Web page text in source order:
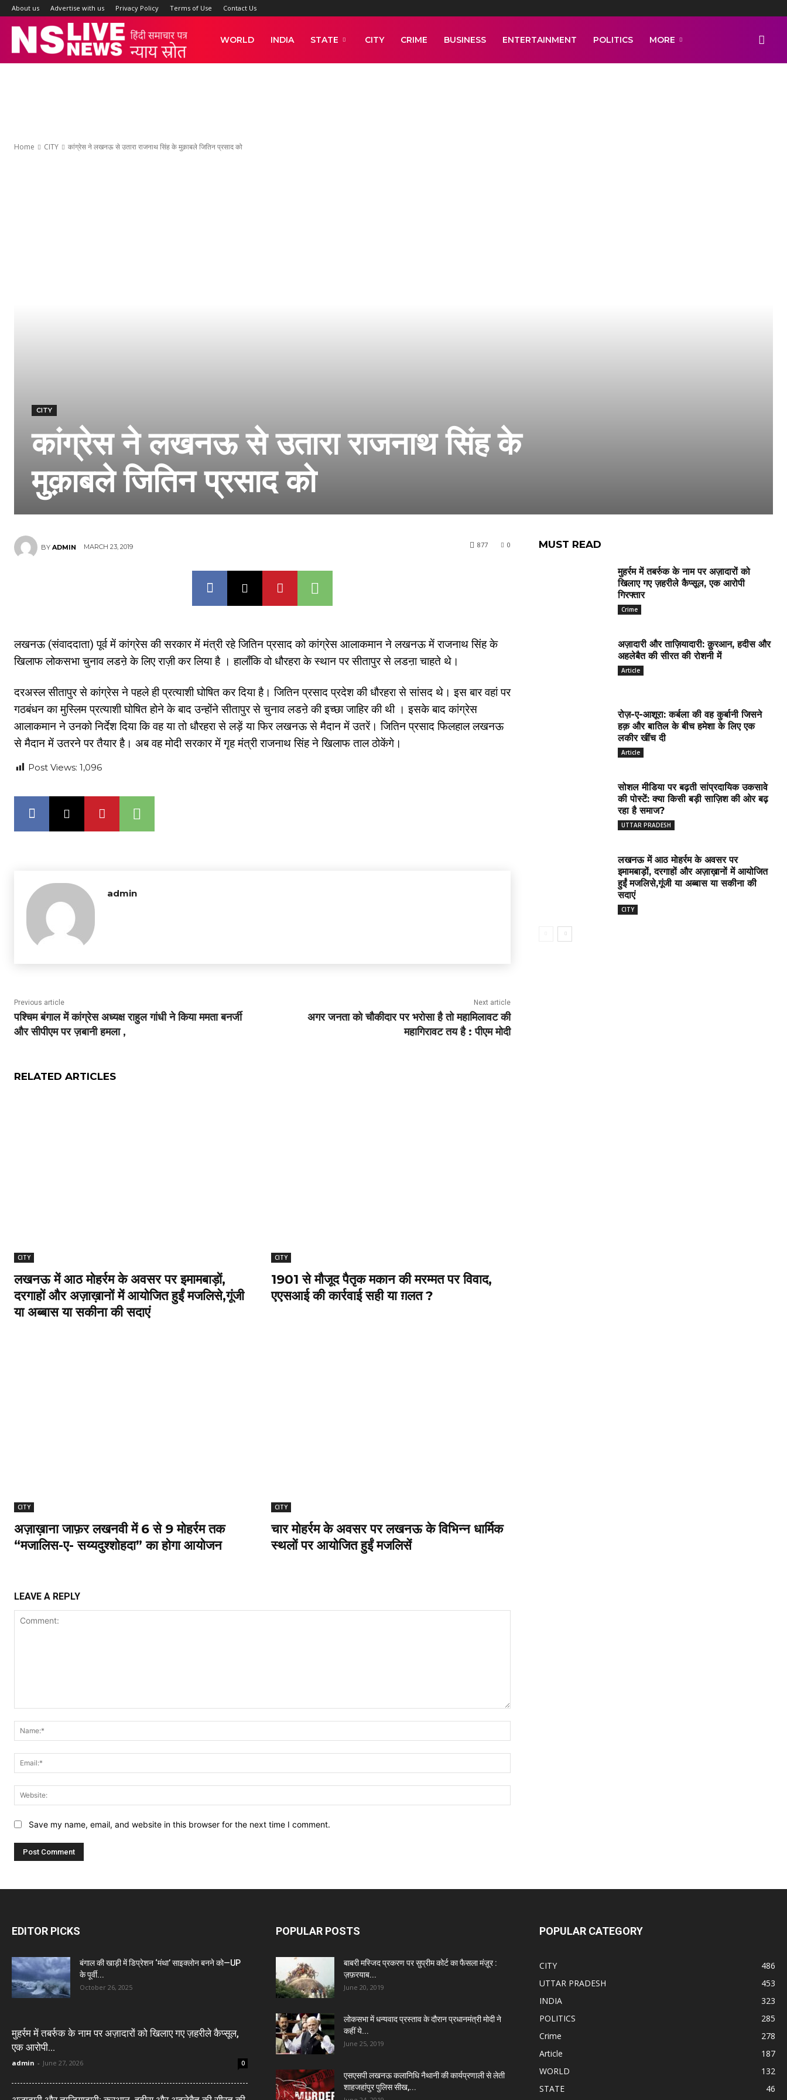
About us Advertise with us Privacy Policy Terms of Use Contact Us
WORLD INDIA STATE CITY CRIME BUSINESS ENTERTAINMENT POLITICS MORE
Home CITY कांग्रेस ने लखनऊ से उतारा राजनाथ सिंह के मुक़ाबले जितिन प्रसाद को
CITY
कांग्रेस ने लखनऊ से उतारा राजनाथ सिंह के
मुक़ाबले जितिन प्रसाद को
BY ADMIN MARCH 23, 2019 0
877
लखनऊ (संवाददाता) पूर्व में कांग्रेस की सरकार में मंत्री रहे जितिन प्रसाद को कांग्रेस आलाकमान ने लखनऊ में राजनाथ सिंह के
खिलाफ लोकसभा चुनाव लडऩे के लिए राज़ी कर लिया है । हालाँकि वो धौरहरा के स्थान पर सीतापुर से लडऩा चाहते थे।
दरअस्ल सीतापुर से कांग्रेस ने पहले ही प्रत्याशी घोषित कर दिया है। जितिन प्रसाद प्रदेश की धौरहरा से सांसद थे। इस बार वहां पर
गठबंधन का मुस्लिम प्रत्याशी घोषित होने के बाद उन्होंने सीतापुर से चुनाव लडऩे की इच्छा जाहिर की थी । इसके बाद कांग्रेस
आलाकमान ने उनको निर्देश दिया कि वह या तो धौरहरा से लड़ें या फिर लखनऊ से मैदान में उतरें। जितिन प्रसाद फिलहाल लखनऊ
से मैदान में उतरने पर तैयार है। अब वह मोदी सरकार में गृह मंत्री राजनाथ सिंह ने खिलाफ ताल ठोकेंगे।
Post Views: 1,096
admin
Previous article
पश्चिम बंगाल में कांग्रेस अध्यक्ष राहुल गांधी ने किया ममता बनर्जी
और सीपीएम पर ज़बानी हमला ,
Next article
अगर जनता को चौकीदार पर भरोसा है तो महामिलावट की
महागिरावट तय है : पीएम मोदी
RELATED ARTICLES
CITY
लखनऊ में आठ मोहर्रम के अवसर पर इमामबाड़ों,
दरगाहों और अज़ाख़ानों में आयोजित हुईं मजलिसे,गूंजी
या अब्बास या सकीना की सदाएं
CITY
1901 से मौजूद पैतृक मकान की मरम्मत पर विवाद,
एएसआई की कार्रवाई सही या ग़लत ?
CITY
अज़ाख़ाना जाफ़र लखनवी में 6 से 9 मोहर्रम तक
“मजालिस-ए- सय्यदुश्शोहदा” का होगा आयोजन
CITY
चार मोहर्रम के अवसर पर लखनऊ के विभिन्न धार्मिक
स्थलों पर आयोजित हुईं मजलिसें
LEAVE A REPLY
Save my name, email, and website in this browser for the next time I comment.
MUST READ
मुहर्रम में तबर्रुक के नाम पर अज़ादारों को
खिलाए गए ज़हरीले कैप्सूल, एक आरोपी
गिरफ्तार
Crime
अज़ादारी और ताज़ियादारी: क़ुरआन, हदीस और
अहलेबैत की सीरत की रोशनी में
Article
रोज़-ए-आशूरा: कर्बला की वह कुर्बानी जिसने
हक़ और बातिल के बीच हमेशा के लिए एक
लकीर खींच दी
Article
सोशल मीडिया पर बढ़ती सांप्रदायिक उकसावे
की पोस्टें: क्या किसी बड़ी साज़िश की ओर बढ़
रहा है समाज?
UTTAR PRADESH
लखनऊ में आठ मोहर्रम के अवसर पर
इमामबाड़ों, दरगाहों और अज़ाख़ानों में आयोजित
हुईं मजलिसे,गूंजी या अब्बास या सकीना की
सदाएं
CITY
EDITOR PICKS
बंगाल की खाड़ी में डिप्रेशन ‘मंथा’ साइक्लोन बनने को—UP
के पूर्वी...
October 26, 2025
मुहर्रम में तबर्रुक के नाम पर अज़ादारों को खिलाए गए ज़हरीले कैप्सूल,
एक आरोपी...
admin - June 27, 2026 0
POPULAR POSTS
बाबरी मस्जिद प्रकरण पर सुप्रीम कोर्ट का फैसला मंज़ूर :
ज़फ़रयाब...
June 20, 2019
लोकसभा में धन्यवाद प्रस्ताव के दौरान प्रधानमंत्री मोदी ने
कहीं ये...
June 25, 2019
एसएसपी लखनऊ कलानिधि नैथानी की कार्यप्रणाली से लेती
शाहजहांपुर पुलिस सीख,...
POPULAR CATEGORY
CITY
486
UTTAR PRADESH
453
INDIA
323
POLITICS
285
Crime
278
Article
187
WORLD
132
STATE
46